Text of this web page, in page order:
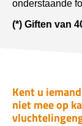
onderstaande
(*) Giften van
Kent u
niet mee op